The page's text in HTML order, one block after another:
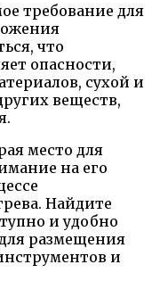
требование для
что
опасности,
сухой и
веществ,
место для
на его
Найдите
и удобно
размещения
и